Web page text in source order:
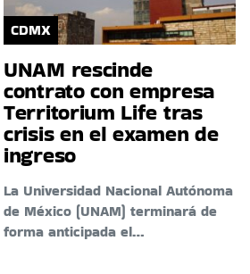
CDMX
UNAM rescinde
contrato con empresa
Territorium Life tras
crisis en el examen de
ingreso
La Universidad Nacional Autónoma
de México (UNAM) terminará de
forma anticipada el…